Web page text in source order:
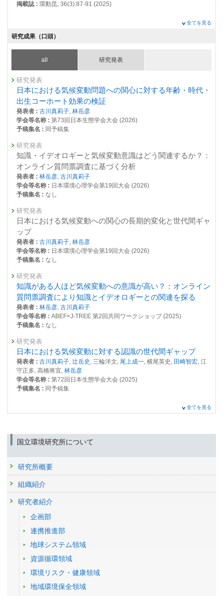
掲載誌 : 環動昆, 36(3):87-91 (2025)
全てを見る
研究成果（口頭）
all 研究発表
研究発表
日本における気候変動問題への関心に対する年齢・時代・
出生コーホート効果の検証
発表者 : 古川真莉子, 林岳彦
学会等名称 : 第73回日本生態学会大会 (2026)
予稿集名 : 同予稿集
研究発表
知識・イデオロギーと気候変動意識はどう関連するか？：
オンライン質問票調査に基づく分析
発表者 : 林岳彦, 古川真莉子
学会等名称 : 日本環境心理学会第19回大会 (2026)
予稿集名 : なし
研究発表
日本における気候変動への関心の長期的変化と世代間ギャ
ップ
発表者 : 古川真莉子, 林岳彦
学会等名称 : 日本環境心理学会第19回大会 (2026)
予稿集名 : なし
研究発表
知識がある人ほど気候変動への意識が高い？：オンライン
質問票調査により知識とイデオロギーとの関連を探る
発表者 : 林岳彦, 古川真莉子
学会等名称 : ABEF×J-TREE 第2回共同ワークショップ (2025)
予稿集名 : なし
研究発表
日本における気候変動に対する認識の世代間ギャップ
発表者 : 古川真莉子, 辻岳史 , 三輪洋文, 尾上成一, 横尾英史, 田崎智宏, 江
守正多, 高橋将宜, 林岳彦
学会等名称 : 第72回日本生態学会大会 (2025)
予稿集名 : 同予稿集
Scheme
発表者 : 尾上成一 , 横尾英史, 三輪洋文,
学会等名称 :2024年度日本政治学会総会・研究大会 (2024)
予稿集名 :なし
全てを見る
国立環境研究所について
研究所概要
組織紹介
研究者紹介
企画部
連携推進部
地球システム領域
資源循環領域
環境リスク・健康領域
地域環境保全領域